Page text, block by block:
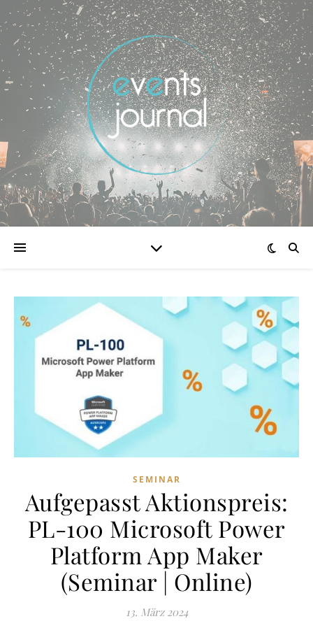
SEMINAR
Aufgepasst Aktionspreis:
PL-100 Microsoft Power
Platform App Maker
(Seminar | Online)
13. März 2024